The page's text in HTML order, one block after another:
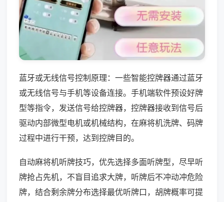
蓝牙或无线信号控制原理：一些智能控牌器通过蓝牙
或无线信号与手机等设备连接。手机端软件预设好牌
型等指令，发送信号给控牌器，控牌器接收到信号后
驱动内部微型电机或机械结构，在麻将机洗牌、码牌
过程中进行干预，达到控牌目的。
自动麻将机听牌技巧，优先选择多面听牌型，尽早听
牌抢占先机，不盲目追求大牌，听牌后不冲动冲危险
牌，结合剩余牌分布选择最优听牌口，胡牌概率可提